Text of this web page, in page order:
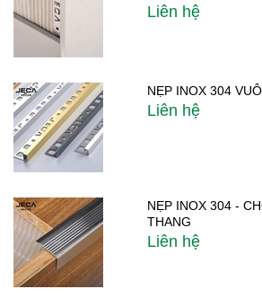
Liên hệ
NẸP INOX 304
Liên hệ
NẸP INOX 304 -
THANG
Liên hệ